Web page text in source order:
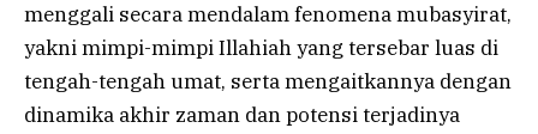
menggali secara mendalam fenomena mubasyirat,
yakni mimpi-mimpi Illahiah yang tersebar luas di
tengah-tengah umat, serta mengaitkannya dengan
dinamika akhir zaman dan potensi terjadinya